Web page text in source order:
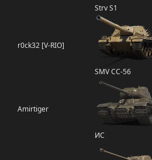
Strv S1
r0ck32 [V-RIO]
SMV CC-56
Amirtiger
ИС